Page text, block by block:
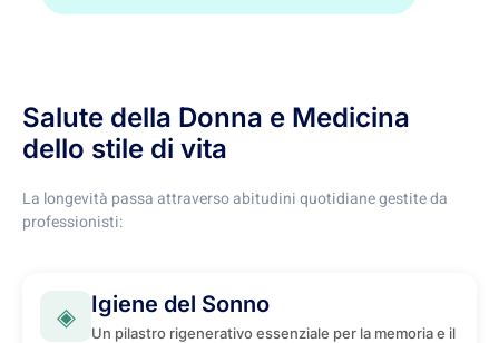
Salute della Donna e Medicina
dello stile di vita
La longevità passa attraverso abitudini quotidiane gestite da
professionisti:
◈ Igiene del Sonno
Un pilastro rigenerativo essenziale per la memoria e il